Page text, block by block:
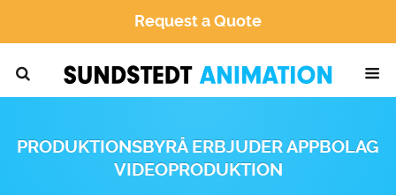
Request a Quote
PRODUKTIONSBYRÅ ERBJUDER APPBOLAG
VIDEOPRODUKTION